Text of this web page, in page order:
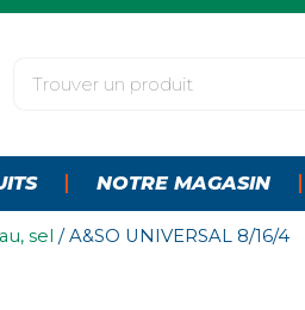
NOTRE MAGASIN
sel / A&SO UNIVERSAL 8/16/4